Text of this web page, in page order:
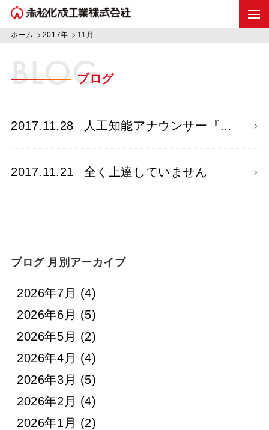
ホーム 2017年 11月
BLOG
ブログ
2017.11.28 人工知能アナウンサー『…
2017.11.21 全く上達していません
ブログ 月別アーカイブ
2026年7月 (4)
2026年6月 (5)
2026年5月 (2)
2026年4月 (4)
2026年3月 (5)
2026年2月 (4)
2026年1月 (2)